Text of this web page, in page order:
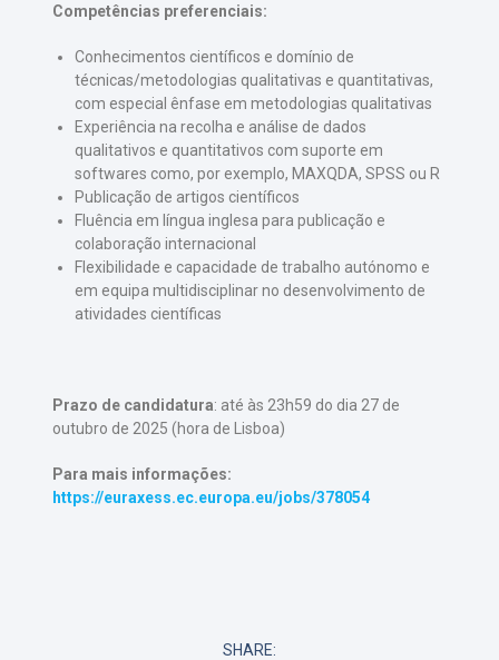
Competências preferenciais:
Conhecimentos científicos e domínio de
técnicas/metodologias qualitativas e quantitativas,
com especial ênfase em metodologias qualitativas
Experiência na recolha e análise de dados
qualitativos e quantitativos com suporte em
softwares como, por exemplo, MAXQDA, SPSS ou R
Publicação de artigos científicos
Fluência em língua inglesa para publicação e
colaboração internacional
Flexibilidade e capacidade de trabalho autónomo e
em equipa multidisciplinar no desenvolvimento de
atividades científicas
Prazo de candidatura: até às 23h59 do dia 27 de
outubro de 2025 (hora de Lisboa)
Para mais informações:
https://euraxess.ec.europa.eu/jobs/378054
SHARE: